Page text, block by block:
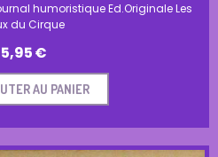
humoristique Ed.Originale Les
du Cirque
5,95€
AU PANIER